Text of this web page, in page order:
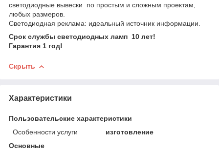
светодиодные вывески по простым и сложным проектам,
любых размеров.
Светодиодная реклама: идеальный источник информации.
Срок службы светодиодных ламп 10 лет!
Гарантия 1 год!
Скрыть
Характеристики
Пользовательские характеристики
Особенности услуги
изготовление
Основные